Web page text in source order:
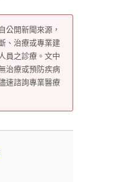
公開新聞來源，
、治療或專業建
員之診療。文中
治療或預防疾病
速諮詢專業醫療